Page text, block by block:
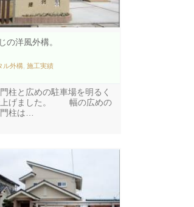
の洋風外構。
ル外構, 施工実績
柱と広めの駐車場を明るく
上げました。 幅の広めの
柱は…